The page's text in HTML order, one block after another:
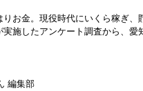
お金。現役時代にいくら稼ぎ、
施したアンケート調査から、愛
編集部